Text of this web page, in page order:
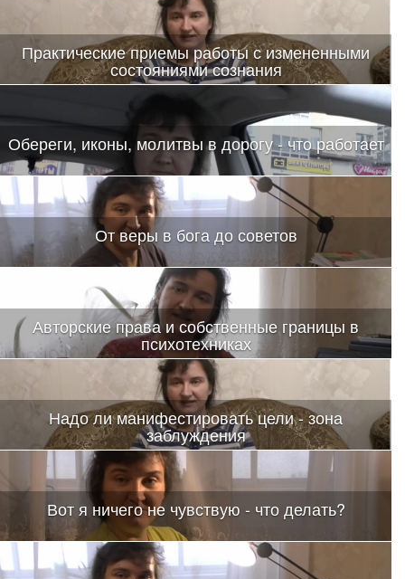
Практические приемы работы с измененными
состояниями сознания
Обереги, иконы, молитвы в дорогу - что работает
От веры в бога до советов
Авторские права и собственные границы в
психотехниках
Надо ли манифестировать цели - зона
заблуждения
Вот я ничего не чувствую - что делать?